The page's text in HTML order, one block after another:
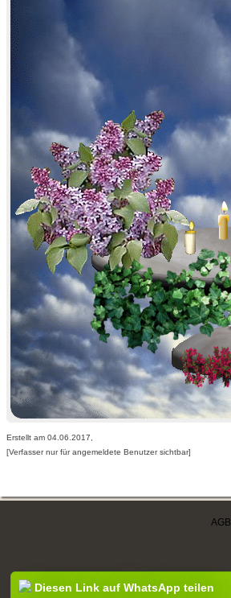
Erstellt am 04.06.2017,
[Verfasser nur für angemeldete Benutzer sichtbar]
AGB
Diesen Link auf WhatsApp teilen